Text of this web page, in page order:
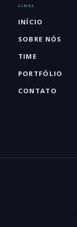
LINKS
INÍCIO
SOBRE NÓS
TIME
PORTFÓLIO
CONTATO